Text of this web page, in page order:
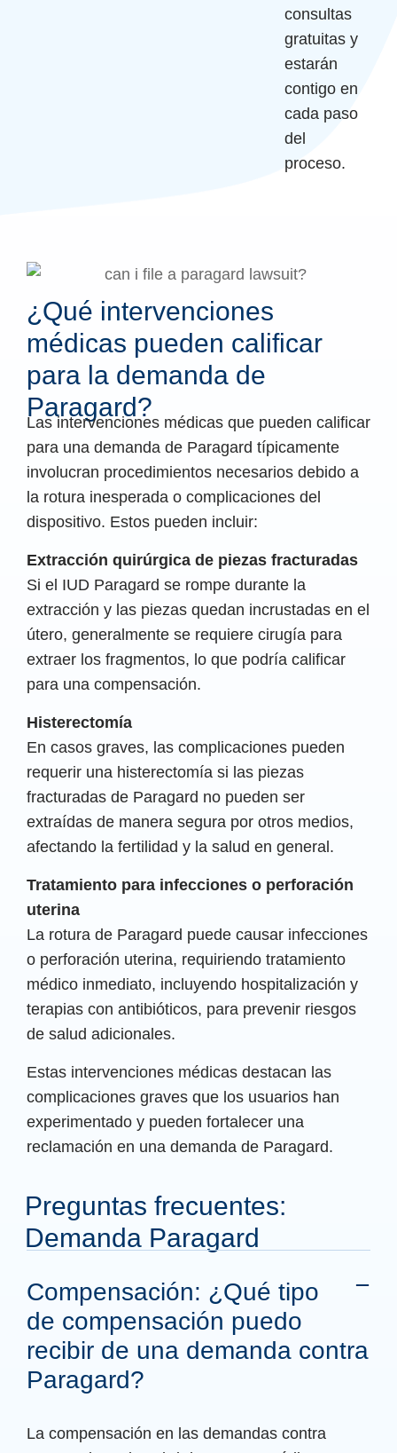
consultas
gratuitas y
estarán
contigo en
cada paso
del
proceso.
¿Qué intervenciones
médicas pueden calificar
para la demanda de
Paragard?
Las intervenciones médicas que pueden calificar
para una demanda de Paragard típicamente
involucran procedimientos necesarios debido a
la rotura inesperada o complicaciones del
dispositivo. Estos pueden incluir:
Extracción quirúrgica de piezas fracturadas
Si el IUD Paragard se rompe durante la
extracción y las piezas quedan incrustadas en el
útero, generalmente se requiere cirugía para
extraer los fragmentos, lo que podría calificar
para una compensación.
Histerectomía
En casos graves, las complicaciones pueden
requerir una histerectomía si las piezas
fracturadas de Paragard no pueden ser
extraídas de manera segura por otros medios,
afectando la fertilidad y la salud en general.
Tratamiento para infecciones o perforación
uterina
La rotura de Paragard puede causar infecciones
o perforación uterina, requiriendo tratamiento
médico inmediato, incluyendo hospitalización y
terapias con antibióticos, para prevenir riesgos
de salud adicionales.
Estas intervenciones médicas destacan las
complicaciones graves que los usuarios han
experimentado y pueden fortalecer una
reclamación en una demanda de Paragard.
Preguntas frecuentes:
Demanda Paragard
Compensación: ¿Qué tipo
de compensación puedo
recibir de una demanda contra
Paragard?
La compensación en las demandas contra